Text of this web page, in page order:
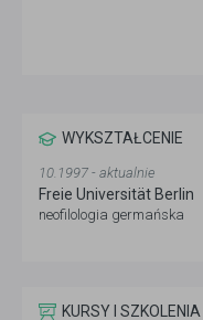
WYKSZTAŁCENIE
10.1997 - aktualnie
Freie Universität Berlin
neofilologia germańska
KURSY I SZKOLENIA